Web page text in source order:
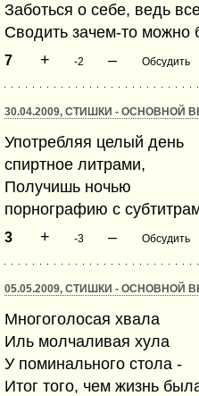
Заботься о себе, ведь
Сводить зачем-то можно
7 + -2 – Обсудить
30.04.2009, СТИШКИ - ОСНОВНОЙ
Употребляя целый день
спиртное литрами,
Получишь ночью
порнографию с
3 + -3 – Обсудить
05.05.2009, СТИШКИ - ОСНОВНОЙ
Многоголосая хвала
Иль молчаливая хула
У поминального стола -
Итог того, чем жизнь